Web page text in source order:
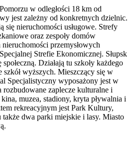
w odległości 18 km od
jest zależny od konkretnych dzielnic.
się nieruchomości usługowe. Strefy
oraz zespoły domów
przemysłowych
Strefie Ekonomicznej. Słupsk
Działają tu szkoły każdego
szkół wyższych. Mieszczący się w
Specjalistyczny wyposażony jest w
rozbudowane zaplecze kulturalne i
muzea, stadiony, kryta pływalnia i
rekreacyjnym jest Park Kultury,
także dwa parki miejskie i lasy. Miasto